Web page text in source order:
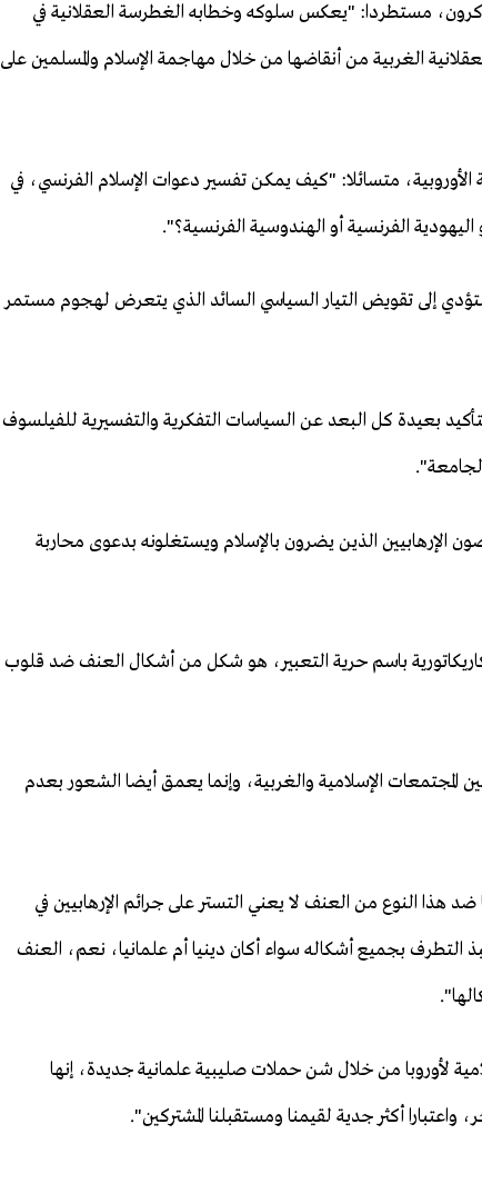
مستطردا: "يعكس سلوكه وخطابه الغطرسة العقلانية في
الغربية من أنقاضها من خلال مهاجمة الإسلام والمسلمين على
الأوروبية، متسائلا: "كيف يمكن تفسير دعوات الإسلام الفرنسي، في
الفرنسية أو الهندوسية الفرنسية؟".
إلى تقويض التيار السياسي السائد الذي يتعرض لهجوم مستمر
بعيدة كل البعد عن السياسات التفكرية والتفسيرية للفيلسوف
الإرهابيين الذين يضرون بالإسلام ويستغلونه بدعوى محاربة
باسم حرية التعبير، هو شكل من أشكال العنف ضد قلوب
المجتمعات الإسلامية والغربية، وإنما يعمق أيضا الشعور بعدم
هذا النوع من العنف لا يعني التستر على جرائم الإرهابيين في
التطرف بجميع أشكاله سواء أكان دينيا أم علمانيا، نعم، العنف
لأوروبا من خلال شن حملات صليبية علمانية جديدة، إنها
أكثر جدية لقيمنا ومستقبلنا المشتركين".